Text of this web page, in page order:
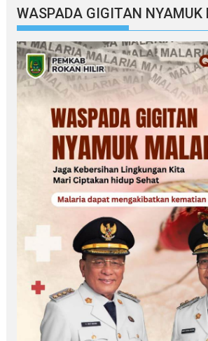
WASPADA GIGITAN